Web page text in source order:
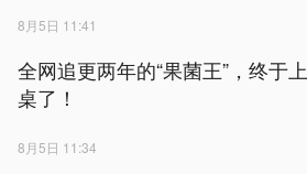
8月5日 11:41
全网追更两年的“果菌王”，终于上
桌了！
8月5日 11:34